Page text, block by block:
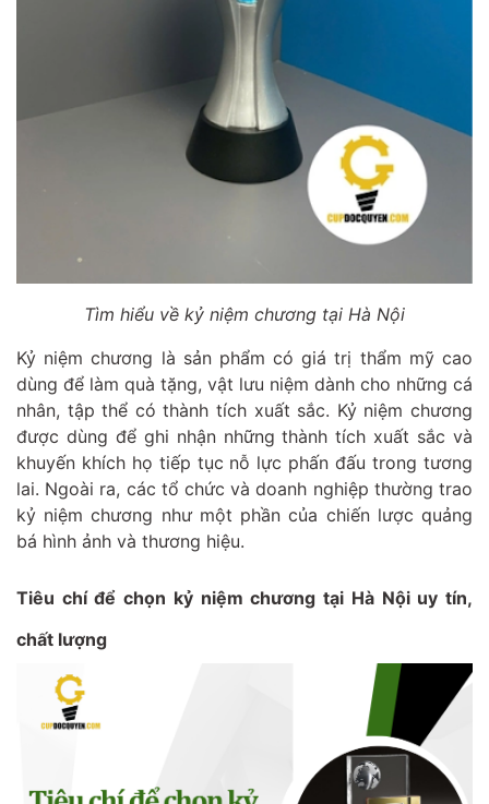
Tìm hiểu về kỷ niệm chương tại Hà Nội
Kỷ niệm chương là sản phẩm có giá trị thẩm mỹ cao
dùng để làm quà tặng, vật lưu niệm dành cho những cá
nhân, tập thể có thành tích xuất sắc. Kỷ niệm chương
được dùng để ghi nhận những thành tích xuất sắc và
khuyến khích họ tiếp tục nỗ lực phấn đấu trong tương
lai. Ngoài ra, các tổ chức và doanh nghiệp thường trao
kỷ niệm chương như một phần của chiến lược quảng
bá hình ảnh và thương hiệu.
Tiêu chí để chọn kỷ niệm chương tại Hà Nội uy tín,
chất lượng